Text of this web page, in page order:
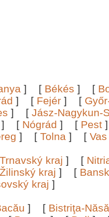
] [ Békés ] [
] [ Fejér ] [
] [ Jász-Nagykun-
] [ Nógrád ] [ Pest
] [ Tolna ] [ Vas
Trnavský kraj ] [
Žilinský kraj ] [
kraj ]
] [ Bistriţa-